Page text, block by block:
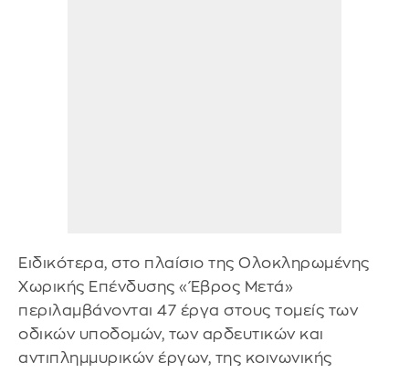
Ειδικότερα, στο πλαίσιο της Ολοκληρωμένης
Χωρικής Επένδυσης «Έβρος Μετά»
περιλαμβάνονται 47 έργα στους τομείς των
οδικών υποδομών, των αρδευτικών και
αντιπλημμυρικών έργων, της κοινωνικής